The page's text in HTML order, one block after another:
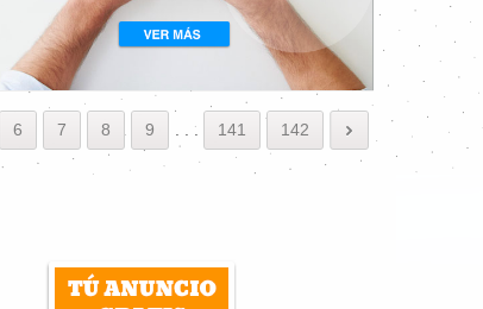
6 7 8 9 . . . 141 142